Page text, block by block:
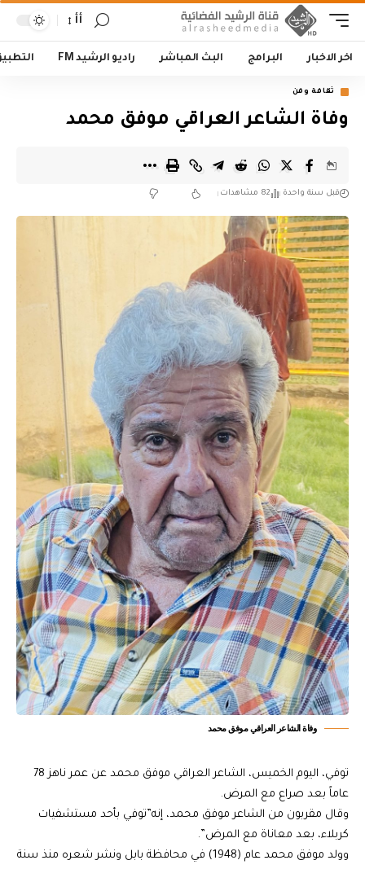
أأ
اخر الاخبار البرامج البث المباشر راديو الرشيد FM
ثقافة وفن
وفاة الشاعر العراقي موفق محمد
قبل سنة واحدة 82 مشاهدات
وفاة الشاعر العراقي موفق محمد
توفي، اليوم الخميس، الشاعر العراقي موفق محمد عن عمر ناهز 78
عاماً بعد صراع مع المرض.
وقال مقربون من الشاعر موفق محمد، إنه”توفي بأحد مستشفيات
كربلاء، بعد معاناة مع المرض”.
وولد موفق محمد عام (1948) في محافظة بابل ونشر شعره منذ سنة